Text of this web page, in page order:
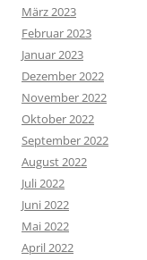
März 2023
Februar 2023
Januar 2023
Dezember 2022
November 2022
Oktober 2022
September 2022
August 2022
Juli 2022
Juni 2022
Mai 2022
April 2022